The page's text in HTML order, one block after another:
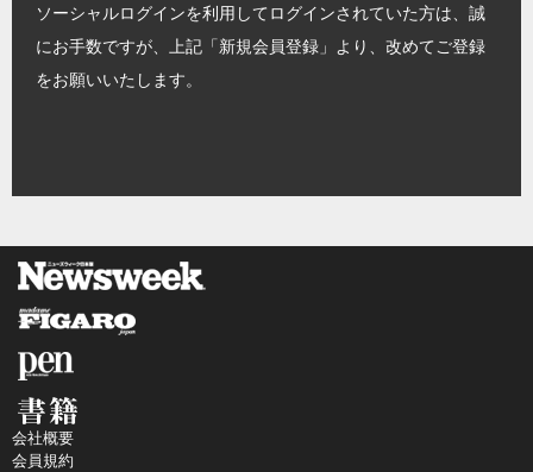
ソーシャルログインを利用してログインされていた方は、誠
にお手数ですが、上記「新規会員登録」より、改めてご登録
をお願いいたします。
会社概要
会員規約